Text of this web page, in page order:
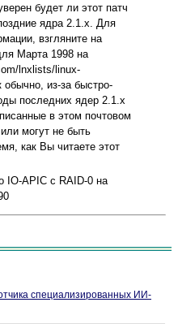
будет ли этот патч
ядра 2.1.x. Для
взгляните на
Марта 1998 на
lnxlists/linux-
обычно, из-за быстро-
последних ядер 2.1.x
в этом почтовом
могут не быть
как Вы читаете этот
IO-APIC с RAID-0 на
специализированных ИИ-